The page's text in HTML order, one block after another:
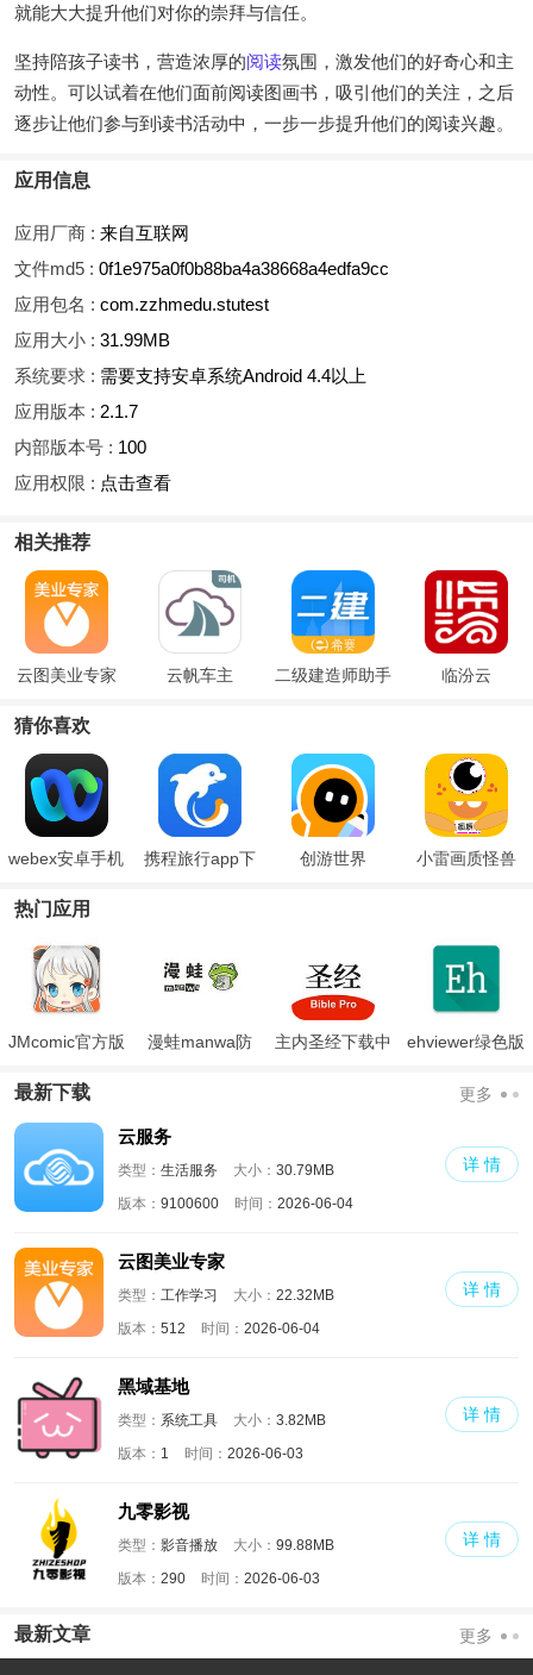
就能大大提升他们对你的崇拜与信任。
坚持陪孩子读书，营造浓厚的阅读氛围，激发他们的好奇心和主
动性。可以试着在他们面前阅读图画书，吸引他们的关注，之后
逐步让他们参与到读书活动中，一步一步提升他们的阅读兴趣。
应用信息
应用厂商 : 来自互联网
文件md5 : 0f1e975a0f0b88ba4a38668a4edfa9cc
应用包名 : com.zzhmedu.stutest
应用大小 : 31.99MB
系统要求 : 需要支持安卓系统Android 4.4以上
应用版本 : 2.1.7
内部版本号 : 100
应用权限 : 点击查看
相关推荐
云图美业专家 云帆车主 二级建造师助手 临汾云
猜你喜欢
webex安卓手机
携程旅行app下
创游世界
小雷画质怪兽
热门应用
JMcomic官方版
漫蛙manwa防
主内圣经下载中
ehviewer绿色版
最新下载 更多
云服务
类型： 生活服务 大小： 30.79MB
版本： 9100600 时间： 2026-06-04
详 情
云图美业专家
类型： 工作学习 大小： 22.32MB
版本： 512 时间： 2026-06-04
详 情
黑域基地
类型： 系统工具 大小： 3.82MB
版本： 1 时间： 2026-06-03
详 情
九零影视
类型： 影音播放 大小： 99.88MB
版本： 290 时间： 2026-06-03
详 情
最新文章 更多